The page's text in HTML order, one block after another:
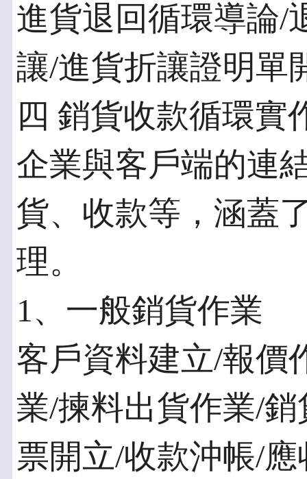
進貨退回循環導論/
讓/進貨折讓證明單
四 銷貨收款循環實
企業與客戶端的連
貨、收款等，涵蓋
理。
1、一般銷貨作業
客戶資料建立/報價
業/揀料出貨作業/
票開立/收款沖帳/